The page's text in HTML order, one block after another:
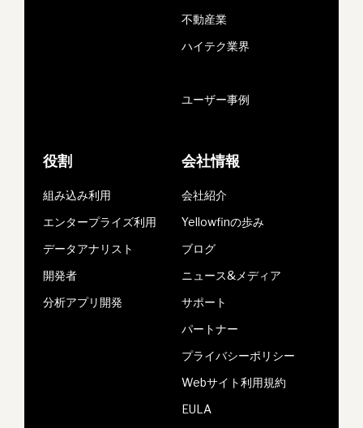
不動産業
ハイテク業界
ユーザー事例
役割
組み込み利用
エンタープライズ利用
データアナリスト
開発者
分析アプリ開発
会社情報
会社紹介
Yellowfinの歩み
ブログ
ニュース&メディア
サポート
パートナー
プライバシーポリシー
Webサイト利用規約
EULA